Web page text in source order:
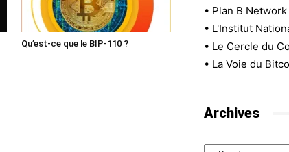
Qu’est-ce que le BIP-110 ?
• Plan B Network
• L'Institut
• Le Cercle du
• La Voie du
Archives
Archives